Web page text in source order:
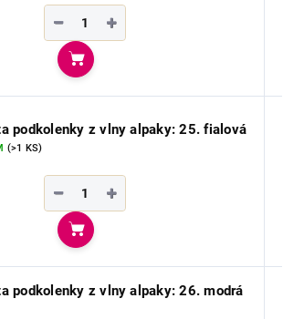
+
−
Do košíku
podkolenky z vlny alpaky: 25. fialová
(>1 KS)
+
−
Do košíku
podkolenky z vlny alpaky: 26. modrá